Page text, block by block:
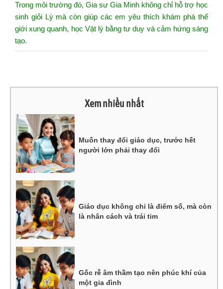
Trong môi trường đó, Gia sư Gia Minh không chỉ hỗ trợ học
sinh giỏi Lý mà còn giúp các em yêu thích khám phá thế
giới xung quanh, học Vật lý bằng tư duy và cảm hứng sáng
tạo.
Xem nhiều nhất
Muốn thay đổi giáo dục, trước hết
người lớn phải thay đổi
Giáo dục không chỉ là điểm số, mà còn
là nhân cách và trái tim
Gốc rễ âm thầm tạo nên phúc khí của
một gia đình